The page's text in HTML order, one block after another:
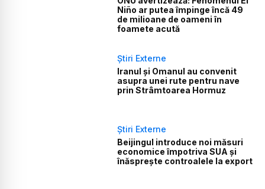
Niño ar putea împinge încă 49
de milioane de oameni în
foamete acută
Știri Externe
Iranul și Omanul au convenit
asupra unei rute pentru nave
prin Strâmtoarea Hormuz
Știri Externe
Beijingul introduce noi măsuri
economice împotriva SUA și
înăsprește controalele la export